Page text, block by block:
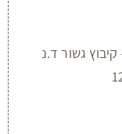
גשור ד.נ